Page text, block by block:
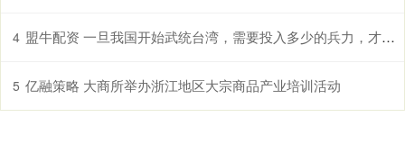
4 盟牛配资 一旦我国开始武统台湾，需要投入多少的兵力，才能完成收复计划
5 亿融策略 大商所举办浙江地区大宗商品产业培训活动